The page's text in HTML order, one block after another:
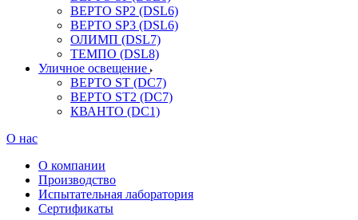
ВЕРТО SP2 (DSL6)
ВЕРТО SP3 (DSL6)
ОЛИМП (DSL7)
ТЕМПО (DSL8)
Уличное освещение
ВЕРТО ST (DC7)
ВЕРТО ST2 (DC7)
КВАНТО (DC1)
О нас
О компании
Производство
Испытательная лаборатория
Сертификаты